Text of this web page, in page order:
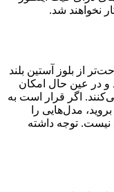
نخواهند شد.
از بلوز آستین بلند
و در عین حال امکان
اگر قرار است به
مدل‌هایی را
نیست. توجه داشته